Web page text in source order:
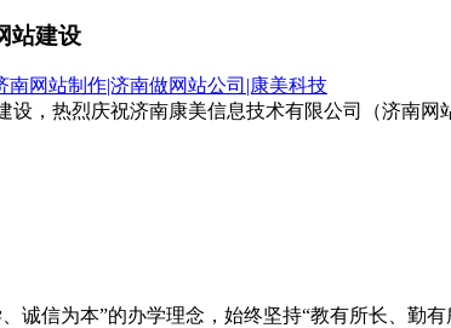
站建设
网站制作|济南做网站公司|康美科技
，热烈庆祝济南康美信息技术有限公司（济南网
信为本”的办学理念，始终坚持“教有所长、勤有